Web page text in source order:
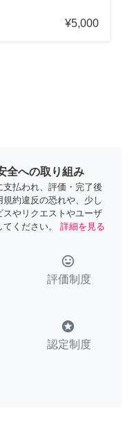
¥5,000
全への取り組み
払われ、評価・完了後
約違反の恐れや、少し
やリクエストやユーザ
ください。
詳細を見る
tag_faces
評価制度
stars
認定制度